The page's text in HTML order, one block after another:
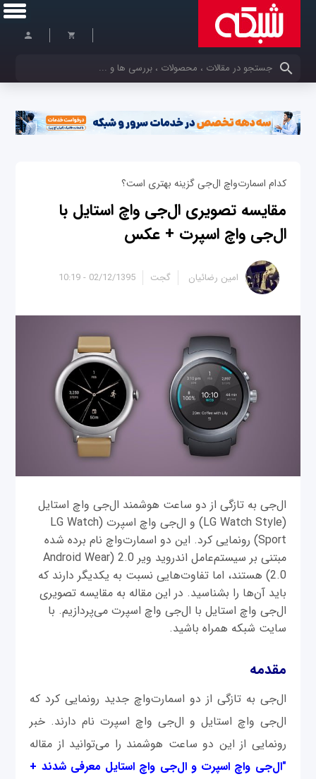
کلمات کلیدی خود را وارد کنید
کدام اسمارت‌واچ ال‌جی گزینه بهتری است؟
مقایسه تصویری ال‌جی واچ استایل با
ال‌جی واچ اسپرت + عکس
02/12/1395 - 10:19 امین رضائیان گجت
ال‌جی به تازگی از دو ساعت هوشمند ال‌جی واچ استایل
(LG Watch Style) و ال‌جی واچ اسپرت (LG Watch
Sport) رونمایی کرد. این دو اسمارت‌واچ نام برده شده
مبتنی بر سیستم‌عامل اندروید ویر 2.0 (Android Wear
2.0) هستند، اما تفاوت‌هایی نسبت به یکدیگر دارند که
باید آن‌ها را بشناسید. در این مقاله به مقایسه تصویری
ال‌جی واچ استایل با ال‌جی واچ اسپرت می‌پردازیم. با
سایت شبکه همراه باشید.
مقدمه
ال‌جی به تازگی از دو اسمارت‌واچ جدید رونمایی کرد که
ال‌جی واچ استایل و ال‌جی واچ اسپرت نام دارند. خبر
رونمایی از این دو ساعت هوشمند را می‌توانید از مقاله
"ال‌جی واچ اسپرت و ال‌جی واچ استایل معرفی شدند +